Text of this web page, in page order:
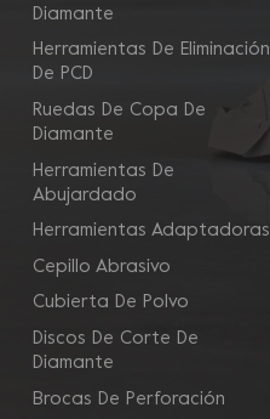
Diamante
Herramientas De Eliminación
De PCD
Ruedas De Copa De
Diamante
Herramientas De
Abujardado
Herramientas Adaptadoras
Cepillo Abrasivo
Cubierta De Polvo
Discos De Corte De
Diamante
Brocas De Perforación